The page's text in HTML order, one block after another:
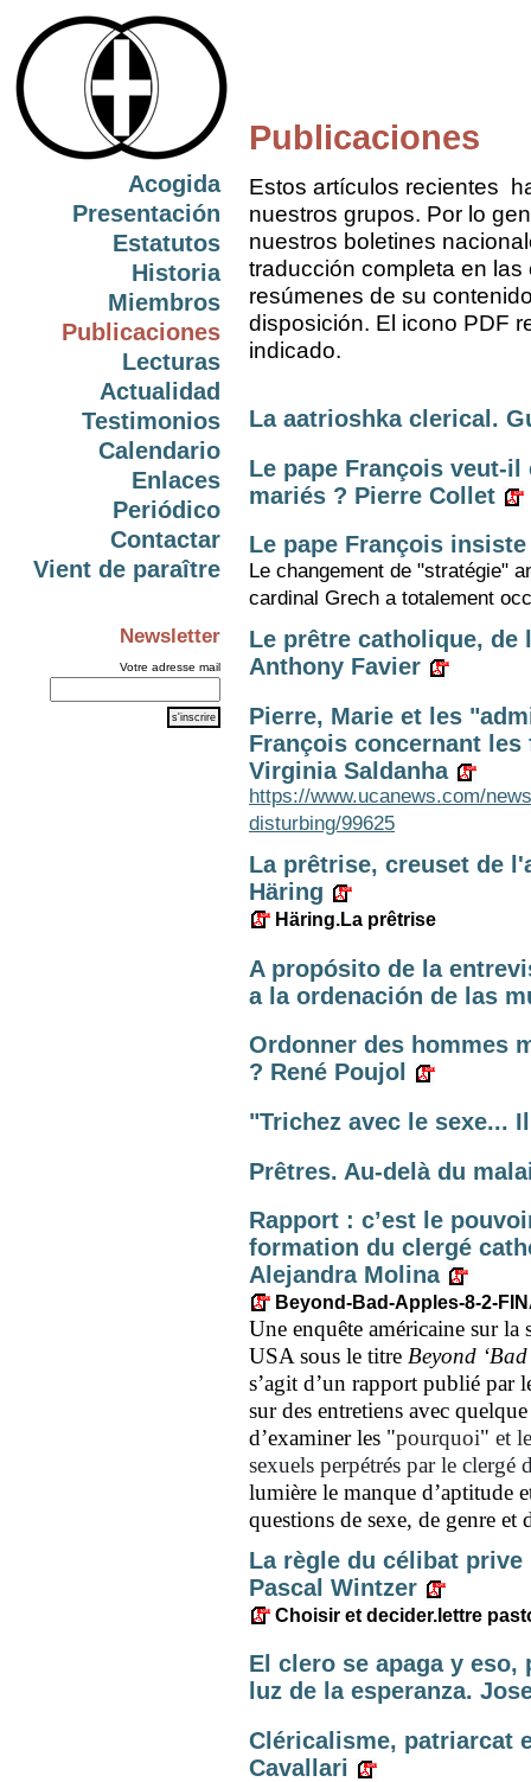
Acogida
Presentación
Estatutos
Historia
Miembros
Publicaciones
Lecturas
Actualidad
Testimonios
Calendario
Enlaces
Periódico
Contactar
Vient de paraître
Newsletter
Votre adresse mail
Publicaciones
Estos artículos recientes
nuestros grupos. Por lo
nuestros boletines
traducción completa en
resúmenes de su
disposición. El icono PDF
indicado.
La aatrioshka clerical.
Le pape François veut-
mariés ? Pierre Collet
Le pape François
Le changement de "stratégie"
cardinal Grech a totalement
Le prêtre catholique, de
Anthony Favier
Pierre, Marie et les
François concernant
Virginia Saldanha
https://www.ucanews.com/
disturbing/99625
La prêtrise, creuset de
Häring
Häring.La prêtrise
A propósito de la
a la ordenación de las
Ordonner des hommes
? René Poujol
"Trichez avec le sexe...
Prêtres. Au-delà du
Rapport : c’est le
formation du clergé
Alejandra Molina
Beyond-Bad-Apples-8-2-
Une enquête américaine sur la
USA sous le titre Beyond
s’agit d’un rapport publié par
sur des entretiens avec
d’examiner les "pourquoi" et
sexuels perpétrés par le
lumière le manque d’aptitude
questions de sexe, de genre
La règle du célibat prive
Pascal Wintzer
Choisir et decider.lettre
El clero se apaga y eso,
luz de la esperanza.
Cléricalisme, patriarcat
Cavallari